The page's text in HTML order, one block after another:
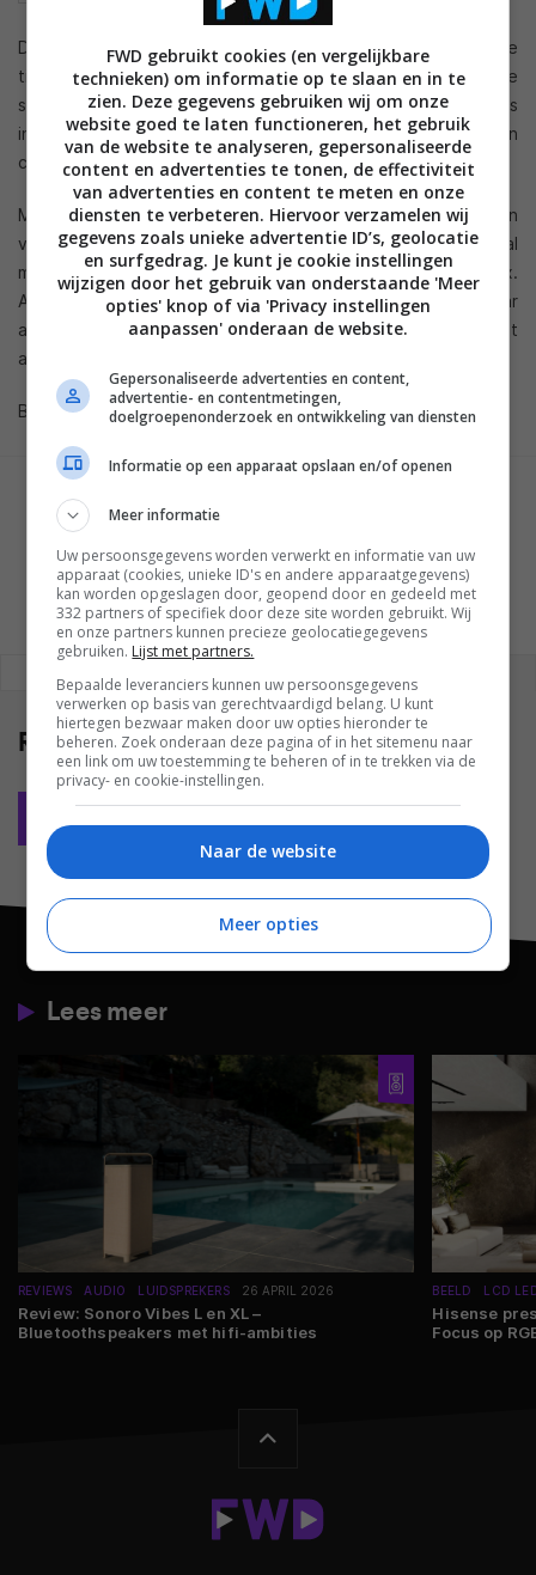
Dit was natuurlijk te verwachten, want Microsoft loop al lange
tijd achter de feiten aan en is de laatste jaren vaak twee
stappen later dan Apple en Google. Microsoft is volgens
interne bronnen van plan jaar eigen internet streaming en
content service te lanceren, gebaseerd op de Xbox 360.
Microsoft heeft volgens de bronnen al geïnvesteerd in
verschillende WebTV services en ook zou het bedrijf social
media als Facebook willen integreren in de internet TV box.
Als laatste werd ook een zogenaamde ‘handgebaar
afstandsbediening’ genoemd voor bediening van het
apparaat.
Bron: FlatpanelsHD
Reacties(0)
Lees meer
REVIEWS AUDIO LUIDSPREKERS 26 APRIL 2026
Review: Sonoro Vibes L en XL –
Bluetoothspeakers met hifi-ambities
BEELD LCD
Hisense
Focus op
FWD gebruikt cookies (en vergelijkbare
technieken) om informatie op te slaan en in te
zien. Deze gegevens gebruiken wij om onze
website goed te laten functioneren, het gebruik
van de website te analyseren, gepersonaliseerde
content en advertenties te tonen, de effectiviteit
van advertenties en content te meten en onze
diensten te verbeteren. Hiervoor verzamelen wij
gegevens zoals unieke advertentie ID’s, geolocatie
en surfgedrag. Je kunt je cookie instellingen
wijzigen door het gebruik van onderstaande 'Meer
opties' knop of via 'Privacy instellingen
aanpassen' onderaan de website.
Gepersonaliseerde advertenties en content,
advertentie- en contentmetingen,
doelgroepenonderzoek en ontwikkeling van diensten
Informatie op een apparaat opslaan en/of openen
Meer informatie
Uw persoonsgegevens worden verwerkt en informatie van uw
apparaat (cookies, unieke ID's en andere apparaatgegevens)
kan worden opgeslagen door, geopend door en gedeeld met
332 partners of specifiek door deze site worden gebruikt. Wij
en onze partners kunnen precieze geolocatiegegevens
gebruiken. Lijst met partners.
Bepaalde leveranciers kunnen uw persoonsgegevens
verwerken op basis van gerechtvaardigd belang. U kunt
hiertegen bezwaar maken door uw opties hieronder te
beheren. Zoek onderaan deze pagina of in het sitemenu naar
een link om uw toestemming te beheren of in te trekken via de
privacy- en cookie-instellingen.
Naar de website
Meer opties